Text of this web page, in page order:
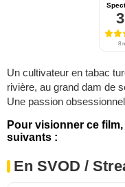
8
Un cultivateur en tabac
rivière, au grand dam de
Une passion
Pour visionner ce
suivants :
En SVOD /